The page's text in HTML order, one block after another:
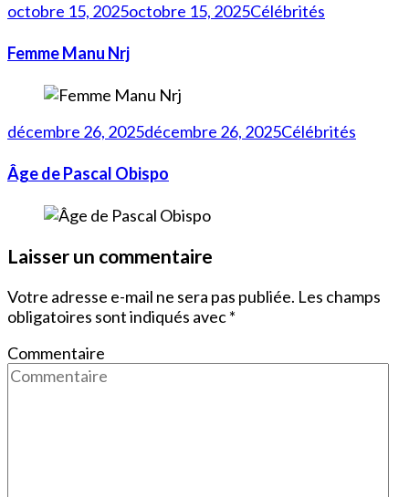
octobre 15, 2025octobre 15, 2025Célébrités
Femme Manu Nrj
décembre 26, 2025décembre 26, 2025Célébrités
Âge de Pascal Obispo
Laisser un commentaire
Votre adresse e-mail ne sera pas publiée. Les champs
obligatoires sont indiqués avec*
Commentaire